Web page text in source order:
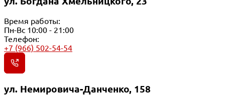
Время работы:
Пн-Вс 10:00 - 21:00
Телефон:
+7 (966) 502-54-54
ул. Немировича-Данченко, 158